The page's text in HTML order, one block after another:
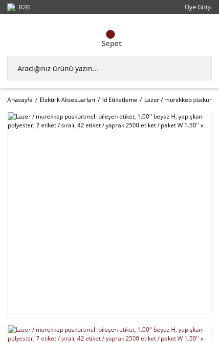
B2B Üye Girişi
Sepet
Anasayfa Elektrik Aksesuarları Id Etiketleme Lazer / mürekkep